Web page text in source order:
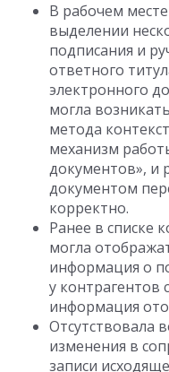
В рабочем
выделении
подписания и
ответного
электронного
могла
метода
механизм
документов», и
документом
корректно.
Ранее в списке
могла
информация о
у
информация
Отсутствовала
изменения в
записи